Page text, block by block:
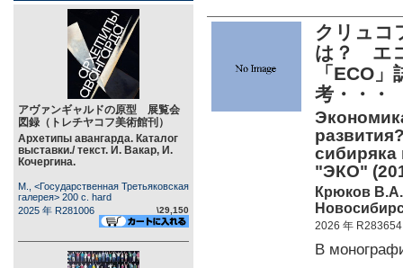
アヴァンギャルドの原型 展覧会
図録（トレチヤコフ美術館刊）
Архетипы авангарда. Каталог
выставки./ текст. И. Вакар, И.
Кочергина.
М., <Государственная Третьяковская
галерея> 200 c. hard
2025 年 R281006
\29,150
クリュ
は？ エ
「ECO
考・・・
сибиряка
"ЭКО"
Крюков В.А.
2026 年 R283654
В